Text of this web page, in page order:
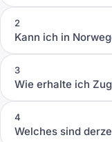
2
Kann ich in
3
Wie erhalte ich
4
Welches sind